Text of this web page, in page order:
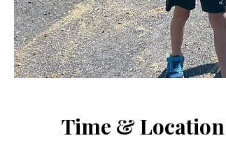
Time & Location